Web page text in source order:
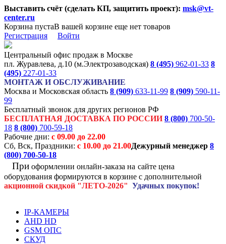
Выставить счёт (сделать КП, защитить проект): msk@vt-
center.ru
Корзина пустаВ вашей корзине еще нет товаров
Регистрация
Войти
Центральный офис продаж в Москве
пл. Журавлева, д.10 (м.Электрозаводская) 8 (495) 962-01-33 8
(495) 227-01-33
МОНТАЖ И ОБСЛУЖИВАНИЕ
Москва и Московская область 8 (909) 633-11-99 8 (909) 590-11-
99
Бесплатный звонок для других регионов РФ
БЕСПЛАТНАЯ ДОСТАВКА ПО РОССИИ 8 (800) 700-50-
18 8 (800) 700-59-18
Рабочие дни: с 09.00 до 22.00
Сб, Вск, Праздники: с 10.00 до 21.00Дежурный менеджер 8
(800) 700-50-18
При оформлении онлайн-заказа на сайте цена
оборудования формируются в корзине с дополнительной
акционной скидкой "ЛЕТО-2026" Удачных покупок!
IP-КАМЕРЫ
AHD HD
GSM ОПС
СКУД